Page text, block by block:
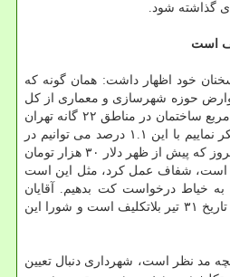
گذاشته شود.
است
خود اظهار داشت: همان گونه که
حوزه شهرسازی و معماری از کل
هزینه های تمام شده یک متر مربع ساختمان در مناطق ۲۲ گانه تهران
۱.۱ درصد است و اینکه ما فکر نماییم با این ۱.۱ درصد می توانیم در
شرایط آشفته بازار اقتصاد امروز که پیش از ظهر دلار ۳۰ هزار تومان
از ظهر ۳۲ تومان است، شفاف عمل کرد، مثل این است
خیاط درخواست کت بدهیم. آقایان
سلیمی و امامی اعلام نمودند تاریخ ۳۱ تیر بلاتکلیف است و شورا این
مد نظر است، شهرداری دنبال تعیین